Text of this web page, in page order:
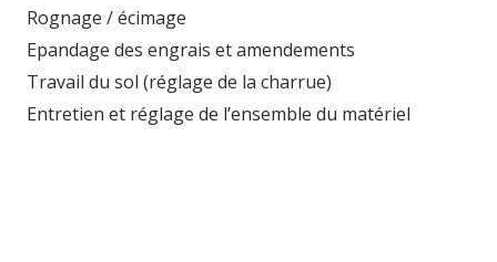
Rognage / écimage
Epandage des engrais et amendements
Travail du sol (réglage de la charrue)
Entretien et réglage de l’ensemble du matériel